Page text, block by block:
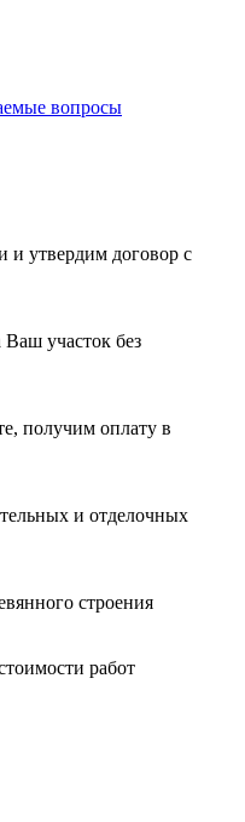
вопросы
и утвердим договор с
участок без
получим оплату в
и отделочных
строения
работ